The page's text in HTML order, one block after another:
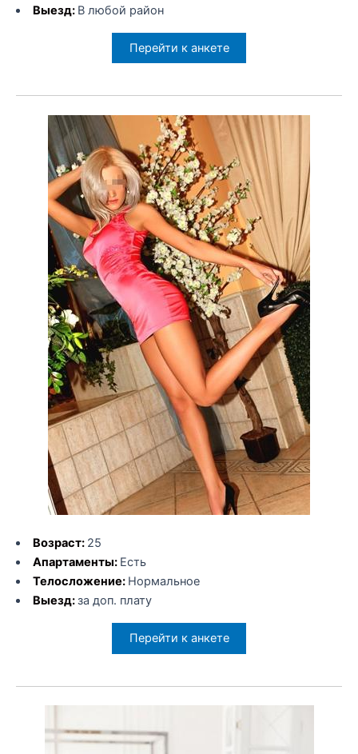
Выезд: В любой район
Перейти к анкете
Возраст: 25
Апартаменты: Есть
Телосложение: Нормальное
Выезд:за доп. плату
Перейти к анкете